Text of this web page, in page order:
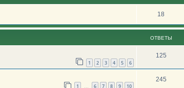
18
ОТВЕТЫ
1 2 3 4 5 6
125
1 6 7 8 9 10
245